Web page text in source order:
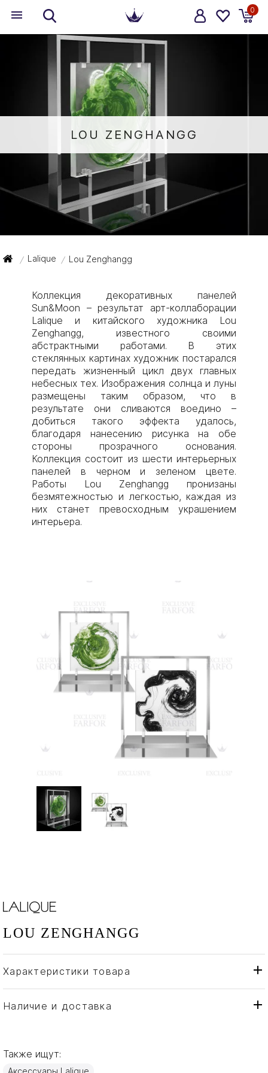
0
LOU ZENGHANGG
/ Lalique / Lou Zenghangg
Коллекция декоративных панелей
Sun&Moon – результат арт-коллаборации
Lalique и китайского художника Lou
Zenghangg, известного своими
абстрактными работами. В этих
стеклянных картинах художник постарался
передать жизненный цикл двух главных
небесных тех. Изображения солнца и луны
размещены таким образом, что в
результате они сливаются воедино –
добиться такого эффекта удалось,
благодаря нанесению рисунка на обе
стороны прозрачного основания.
Коллекция состоит из шести интерьерных
панелей в черном и зеленом цвете.
Работы Lou Zenghangg пронизаны
безмятежностью и легкостью, каждая из
них станет превосходным украшением
интерьера.
LOU ZENGHANGG
Характеристики товара
Бренд
Lalique
Страна производителя
Наличие и доставка
Также ищут:
Аксессуары Lalique